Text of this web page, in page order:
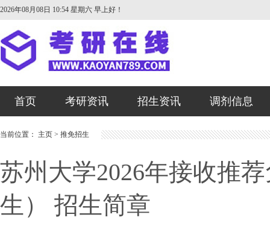
2026年08月08日 10:54 星期六 早上好！
首页 考研资讯 招生资讯 调剂信息
当前位置： 主页 > 推免招生
苏州大学2026年接收推
生） 招生简章